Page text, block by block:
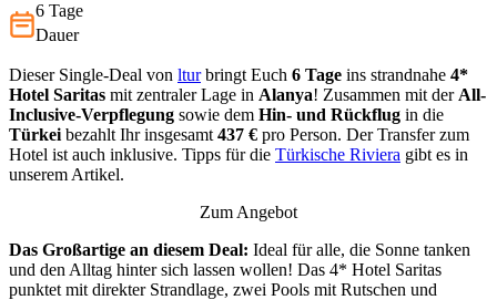
6 Tage
Dauer
Dieser Single-Deal von lturbringt Euch 6 Tage ins strandnahe 4*
Hotel Saritas mit zentraler Lage in Alanya! Zusammen mit der All-
Inclusive-Verpflegung sowie dem Hin- und Rückflug in die
Türkei bezahlt Ihr insgesamt 437 € pro Person. Der Transfer zum
Hotel ist auch inklusive. Tipps für die Türkische Riviera gibt es in
unserem Artikel.
Zum Angebot
Das Großartige an diesem Deal: Ideal für alle, die Sonne tanken
und den Alltag hinter sich lassen wollen! Das 4* Hotel Saritas
punktet mit direkter Strandlage, zwei Pools mit Rutschen und